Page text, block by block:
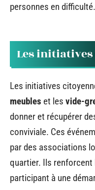
personnes en difficulté.
Les
Les initiatives
meubles et les vide-
donner et récupérer
conviviale. Ces
par des associations
quartier. Ils
participant à une